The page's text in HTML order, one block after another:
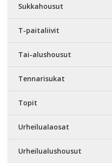
Sukkahousut
T-paitaliivit
Tai-alushousut
Tennarisukat
Topit
Urheilualaosat
Urheilualushousut